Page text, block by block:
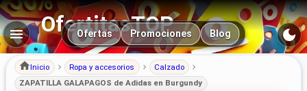
OfertitasTOP
Navegación principal
Ofertas Promociones Blog
Inicio Ropa y accesorios
Calzado
ZAPATILLA GALAPAGOS de Adidas en Burgundy